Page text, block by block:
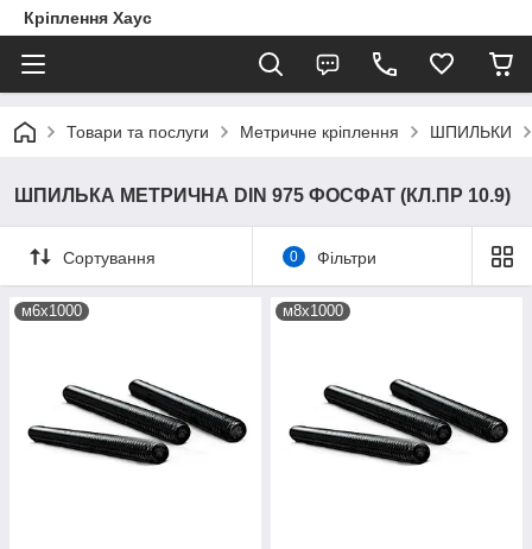
Кріплення Хаус
Товари та послуги Метричне кріплення ШПИЛЬКИ
ШПИЛЬКА МЕТРИЧНА DIN 975 ФОСФАТ (КЛ.ПР 10.9)
Сортування 0 Фільтри
м6х1000 м8х1000